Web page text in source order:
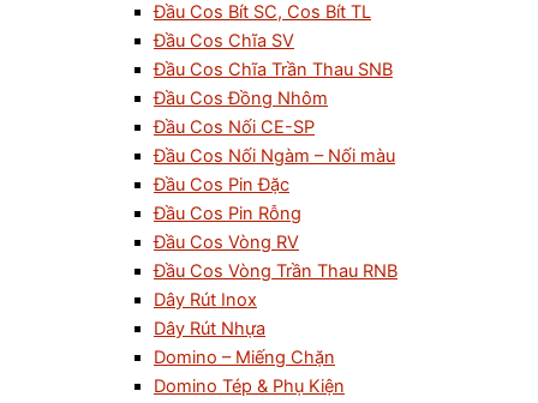
Đầu Cos Bít SC, Cos Bít TL
Đầu Cos Chĩa SV
Đầu Cos Chĩa Trần Thau SNB
Đầu Cos Đồng Nhôm
Đầu Cos Nối CE-SP
Đầu Cos Nối Ngàm – Nối màu
Đầu Cos Pin Đặc
Đầu Cos Pin Rỗng
Đầu Cos Vòng RV
Đầu Cos Vòng Trần Thau RNB
Dây Rút Inox
Dây Rút Nhựa
Domino – Miếng Chặn
Domino Tép & Phụ Kiện